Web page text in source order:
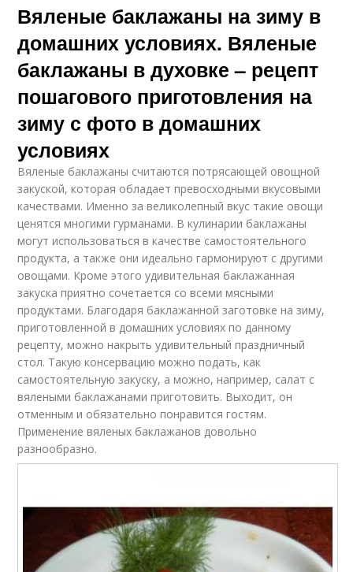
Вяленые баклажаны на зиму в
домашних условиях. Вяленые
баклажаны в духовке – рецепт
пошагового приготовления на
зиму с фото в домашних
условиях
Вяленые баклажаны считаются потрясающей овощной
закуской, которая обладает превосходными вкусовыми
качествами. Именно за великолепный вкус такие овощи
ценятся многими гурманами. В кулинарии баклажаны
могут использоваться в качестве самостоятельного
продукта, а также они идеально гармонируют с другими
овощами. Кроме этого удивительная баклажанная
закуска приятно сочетается со всеми мясными
продуктами. Благодаря баклажанной заготовке на зиму,
приготовленной в домашних условиях по данному
рецепту, можно накрыть удивительный праздничный
стол. Такую консервацию можно подать, как
самостоятельную закуску, а можно, например, салат с
вялеными баклажанами приготовить. Выходит, он
отменным и обязательно понравится гостям.
Применение вяленых баклажанов довольно
разнообразно.